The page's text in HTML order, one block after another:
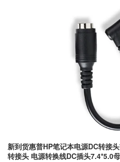
新到货惠普HP笔记本电源DC转接
转接头 电源转换线DC插头7.4*5.0